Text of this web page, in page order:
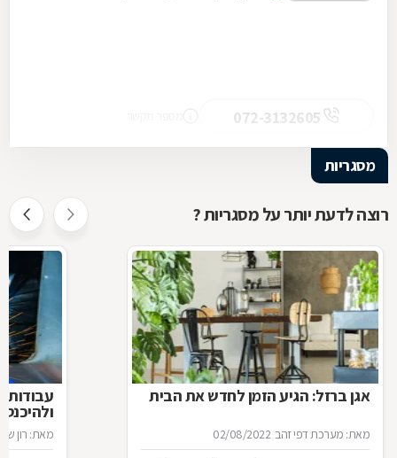
מסגריות
רוצה לדעת יותר על מסגריות ?
אגן ברזל: הגיע הזמן לחדש את הבית
מאת: מערכת דפי זהב 02/08/2022
עבודות
מאת: רון